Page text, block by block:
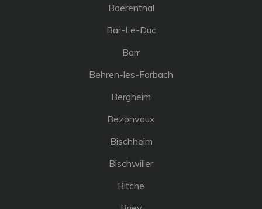
Baerenthal
Bar-Le-Duc
Barr
Behren-les-Forbach
Bergheim
Bezonvaux
Bischheim
Bischwiller
Bitche